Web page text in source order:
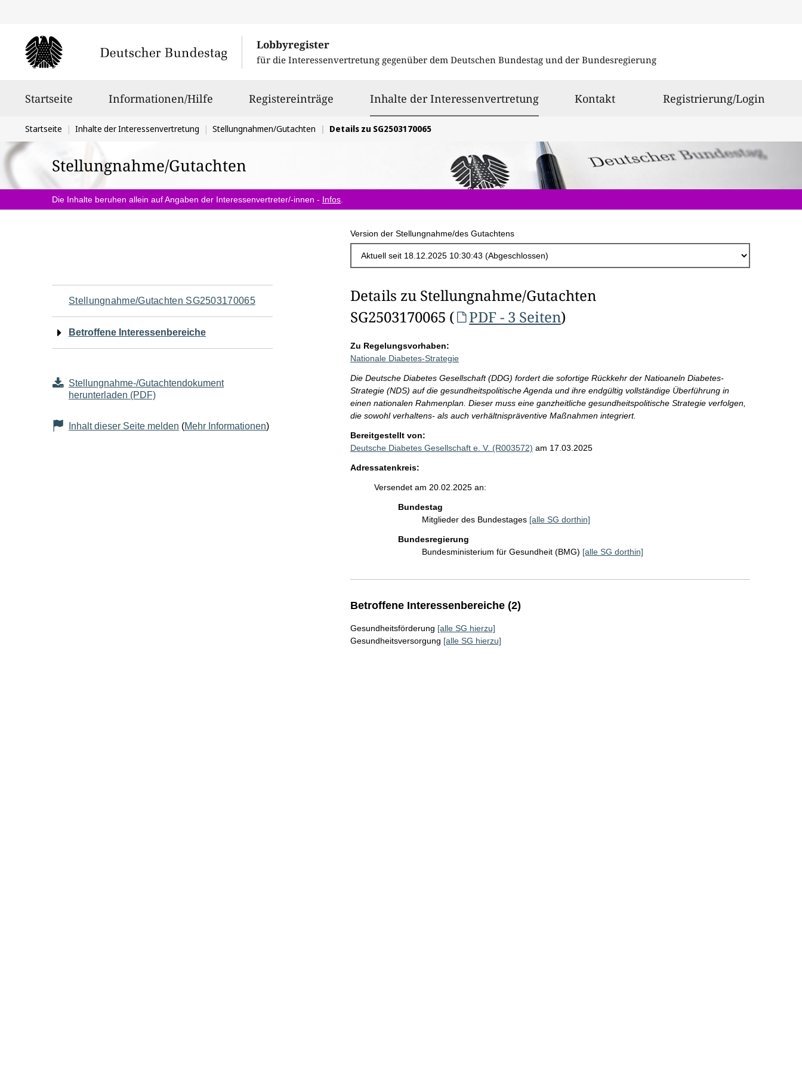
Lobbyregister
für die Interessenvertretung gegenüber dem Deutschen Bundestag und der Bundesregierung
Startseite Informationen/Hilfe Registereinträge Inhalte der Interessenvertretungausgewählt
Kontakt Registrierung/Login
Sie
befinden
sich
hier:
Startseite Inhalte der Interessenvertretung Stellungnahmen/Gutachten Details zu SG2503170065
Stellungnahme/Gutachten
Die Inhalte beruhen allein auf Angaben der Interessenvertreter/-innen - Infos
Version der Stellungnahme/des Gutachtens
Navigation
für
Seiteninhalt
Stellungnahme/Gutachten SG2503170065
Betroffene Interessenbereiche
Stellungnahme-/Gutachtendokument
herunterladen (PDF)
Inhalt dieser Seite melden (Mehr Informationen)
Details zu Stellungnahme/Gutachten
SG2503170065 (
PDF - 3 Seiten)
Zu Regelungsvorhaben:
Nationale Diabetes-Strategie
Die Deutsche Diabetes Gesellschaft (DDG) fordert die sofortige Rückkehr der Natioaneln Diabetes-
Strategie (NDS) auf die gesundheitspolitische Agenda und ihre endgültig vollständige Überführung in
einen nationalen Rahmenplan. Dieser muss eine ganzheitliche gesundheitspolitische Strategie verfolgen,
die sowohl verhaltens- als auch verhältnispräventive Maßnahmen integriert.
Bereitgestellt von:
Deutsche Diabetes Gesellschaft e. V. (R003572) am 17.03.2025
Adressatenkreis:
Versendet am 20.02.2025 an:
Bundestag
Mitglieder des Bundestages [alle SG dorthin]
Bundesregierung
Bundesministerium für Gesundheit (BMG) [alle SG dorthin]
Betroffene Interessenbereiche (2)
Gesundheitsförderung [alle SG hierzu]
Gesundheitsversorgung [alle SG hierzu]